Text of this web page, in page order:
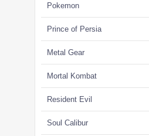
Pokemon
Prince of Persia
Metal Gear
Mortal Kombat
Resident Evil
Soul Calibur